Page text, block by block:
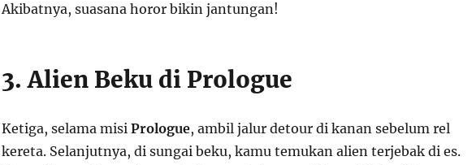
Akibatnya, suasana horor bikin jantungan!
3. Alien Beku di Prologue
Ketiga, selama misi Prologue, ambil jalur detour di kanan sebelum rel
kereta. Selanjutnya, di sungai beku, kamu temukan alien terjebak di es.